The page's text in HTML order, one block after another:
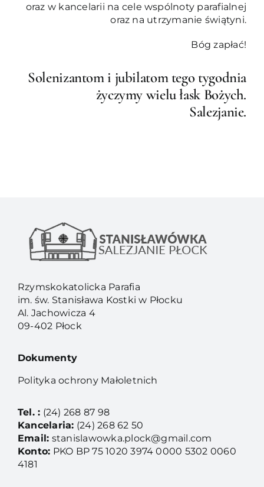
oraz w kancelarii na cele wspólnoty parafialnej
oraz na utrzymanie świątyni.
Bóg zapłać!
Solenizantom i jubilatom tego tygodnia
życzymy wielu łask Bożych.
Salezjanie.
Rzymskokatolicka Parafia
im. św. Stanisława Kostki w Płocku
Al. Jachowicza 4
09-402 Płock
Dokumenty
Polityka ochrony Małoletnich
Tel. : (24) 268 87 98
Kancelaria: (24) 268 62 50
Email: stanislawowka.plock@gmail.com
Konto: PKO BP 75 1020 3974 0000 5302 0060
4181